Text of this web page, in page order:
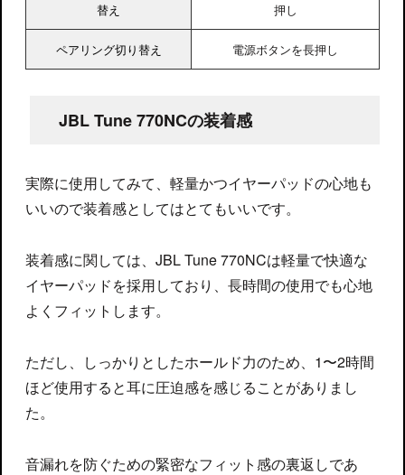
替え
押し
ペアリング切り替え 電源ボタンを長押し
JBL Tune 770NCの装着感
実際に使用してみて、軽量かつイヤーパッドの心地も
いいので装着感としてはとてもいいです。
装着感に関しては、JBL Tune 770NCは軽量で快適な
イヤーパッドを採用しており、長時間の使用でも心地
よくフィットします。
ただし、しっかりとしたホールド力のため、1〜2時間
ほど使用すると耳に圧迫感を感じることがありまし
た。
音漏れを防ぐための緊密なフィット感の裏返しであ